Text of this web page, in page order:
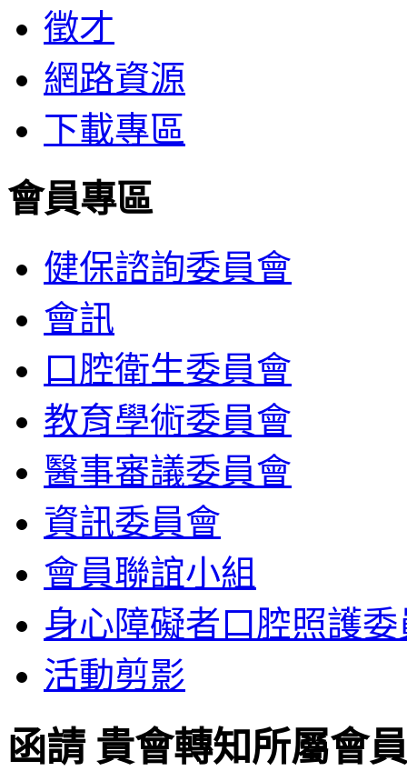
徵才
網路資源
下載專區
會員專區
健保諮詢委員會
會訊
口腔衛生委員會
教育學術委員會
醫事審議委員會
資訊委員會
會員聯誼小組
身心障礙者口腔照護委
活動剪影
函請 貴會轉知所屬會